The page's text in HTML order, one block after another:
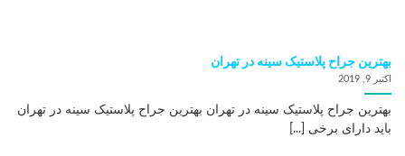
بهترین جراح پلاستیک سینه در تهران
اکتبر 9, 2019
بهترین جراح پلاستیک سینه در تهران بهترین جراح پلاستیک سینه در تهران
باید دارای برخی [...]